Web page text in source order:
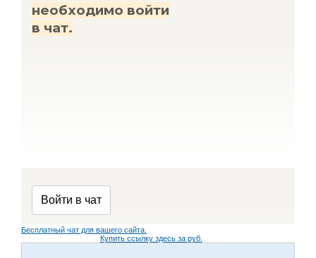
Бесплатный чат для вашего сайта.
Купить ссылку здесь за руб.